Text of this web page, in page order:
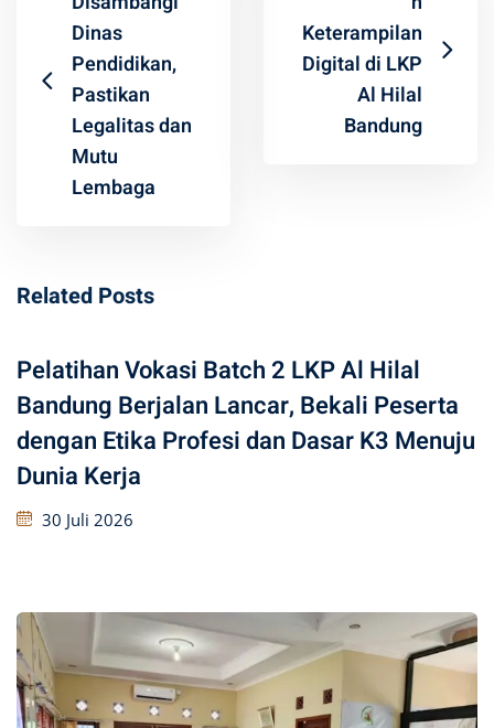
Dinas
Pendidikan,
Pastikan
Legalitas dan
Mutu
Lembaga
Keterampilan
Digital di LKP
Al Hilal
Bandung
Related Posts
Pelatihan Vokasi Batch 2 LKP Al Hilal
Bandung Berjalan Lancar, Bekali Peserta
dengan Etika Profesi dan Dasar K3 Menuju
Dunia Kerja
30 Juli 2026